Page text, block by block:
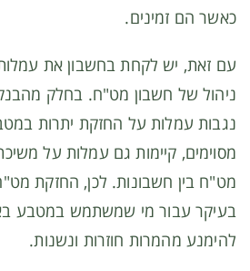
כאשר הם זמינים.
עם זאת, יש לקחת בחשבון את
ניהול של חשבון מט"ח. בחלק
נגבות עמלות על החזקת יתרות
מסוימים, קיימות גם עמלות על
מט"ח בין חשבונות. לכן, החזקת
בעיקר עבור מי שמשתמש במטבע
להימנע מהמרות חוזרות ונשנות.